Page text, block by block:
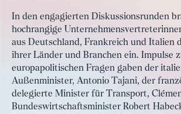
In den engagierten Diskussionsrunden
hochrangige
aus Deutschland, Frankreich und Italien
ihrer Länder und Branchen ein. Impulse
europapolitischen Fragen gaben der
Außenminister, Antonio Tajani, der
delegierte Minister für Transport,
Bundeswirtschaftsminister Robert